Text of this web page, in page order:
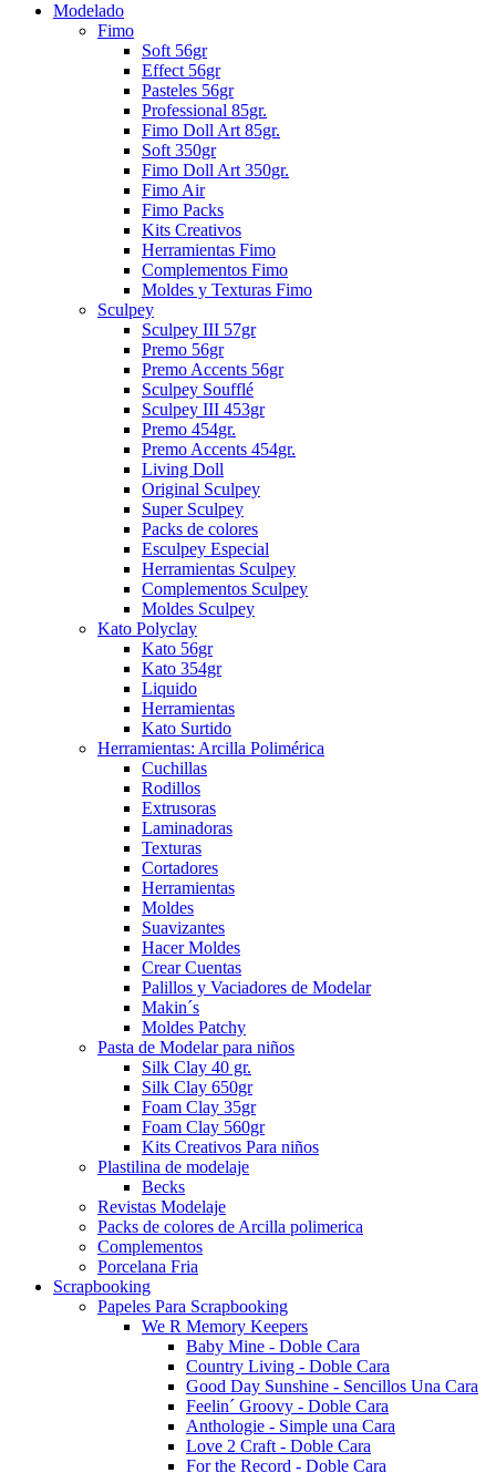
Modelado
Fimo
Soft 56gr
Effect 56gr
Pasteles 56gr
Professional 85gr.
Fimo Doll Art 85gr.
Soft 350gr
Fimo Doll Art 350gr.
Fimo Air
Fimo Packs
Kits Creativos
Herramientas Fimo
Complementos Fimo
Moldes y Texturas Fimo
Sculpey
Sculpey III 57gr
Premo 56gr
Premo Accents 56gr
Sculpey Soufflé
Sculpey III 453gr
Premo 454gr.
Premo Accents 454gr.
Living Doll
Original Sculpey
Super Sculpey
Packs de colores
Esculpey Especial
Herramientas Sculpey
Complementos Sculpey
Moldes Sculpey
Kato Polyclay
Kato 56gr
Kato 354gr
Liquido
Herramientas
Kato Surtido
Herramientas: Arcilla Polimérica
Cuchillas
Rodillos
Extrusoras
Laminadoras
Texturas
Cortadores
Herramientas
Moldes
Suavizantes
Hacer Moldes
Crear Cuentas
Palillos y Vaciadores de Modelar
Makin´s
Moldes Patchy
Pasta de Modelar para niños
Silk Clay 40 gr.
Silk Clay 650gr
Foam Clay 35gr
Foam Clay 560gr
Kits Creativos Para niños
Plastilina de modelaje
Becks
Revistas Modelaje
Packs de colores de Arcilla polimerica
Complementos
Porcelana Fria
Scrapbooking
Papeles Para Scrapbooking
We R Memory Keepers
Baby Mine - Doble Cara
Country Living - Doble Cara
Good Day Sunshine - Sencillos Una Cara
Feelin´ Groovy - Doble Cara
Anthologie - Simple una Cara
Love 2 Craft - Doble Cara
For the Record - Doble Cara